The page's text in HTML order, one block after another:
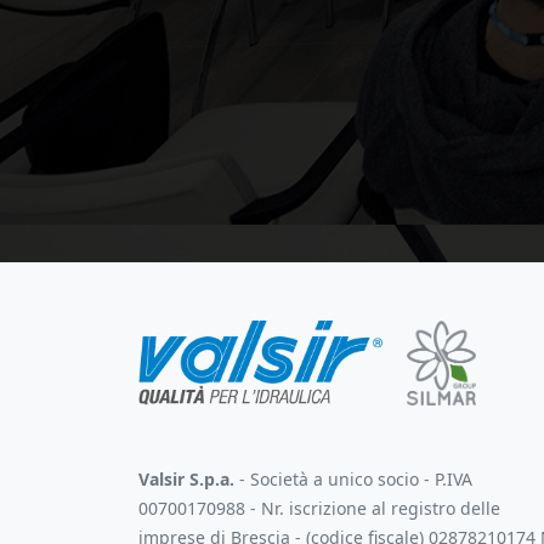
Valsir S.p.a. - Società a unico socio - P.IVA
00700170988 - Nr. iscrizione al registro delle
imprese di Brescia - (codice fiscale) 02878210174